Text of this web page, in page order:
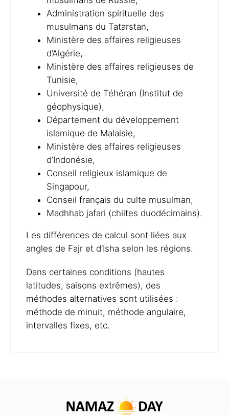
Administration spirituelle des
musulmans du Tatarstan,
Ministère des affaires religieuses
d’Algérie,
Ministère des affaires religieuses de
Tunisie,
Université de Téhéran (Institut de
géophysique),
Département du développement
islamique de Malaisie,
Ministère des affaires religieuses
d’Indonésie,
Conseil religieux islamique de
Singapour,
Conseil français du culte musulman,
Madhhab jafari (chiites duodécimains).
Les différences de calcul sont liées aux
angles de Fajr et d’Isha selon les régions.
Dans certaines conditions (hautes
latitudes, saisons extrêmes), des
méthodes alternatives sont utilisées :
méthode de minuit, méthode angulaire,
intervalles fixes, etc.